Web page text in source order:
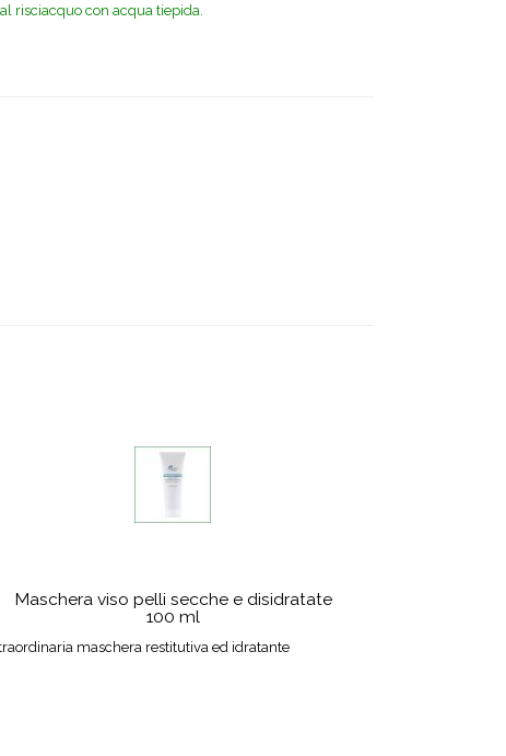
risciacquo con acqua tiepida.
Maschera viso pelli secche e disidratate
100 ml
maschera restitutiva ed idratante